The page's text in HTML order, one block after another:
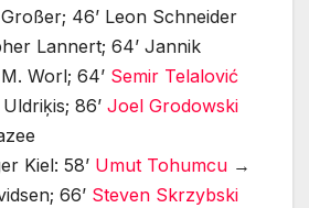
46’ Leon Schneider
Lannert; 64’ Jannik
Worl; 64’ Semir Telalović
86’ Joel Grodowski
Kiel: 58’ Umut Tohumcu →
66’ Steven Skrzybski